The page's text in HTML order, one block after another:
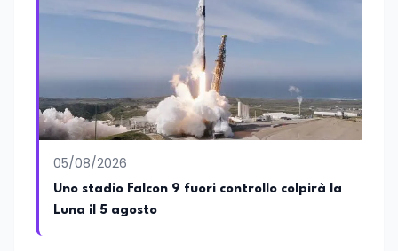
05/08/2026
Uno stadio Falcon 9 fuori controllo colpirà la
Luna il 5 agosto